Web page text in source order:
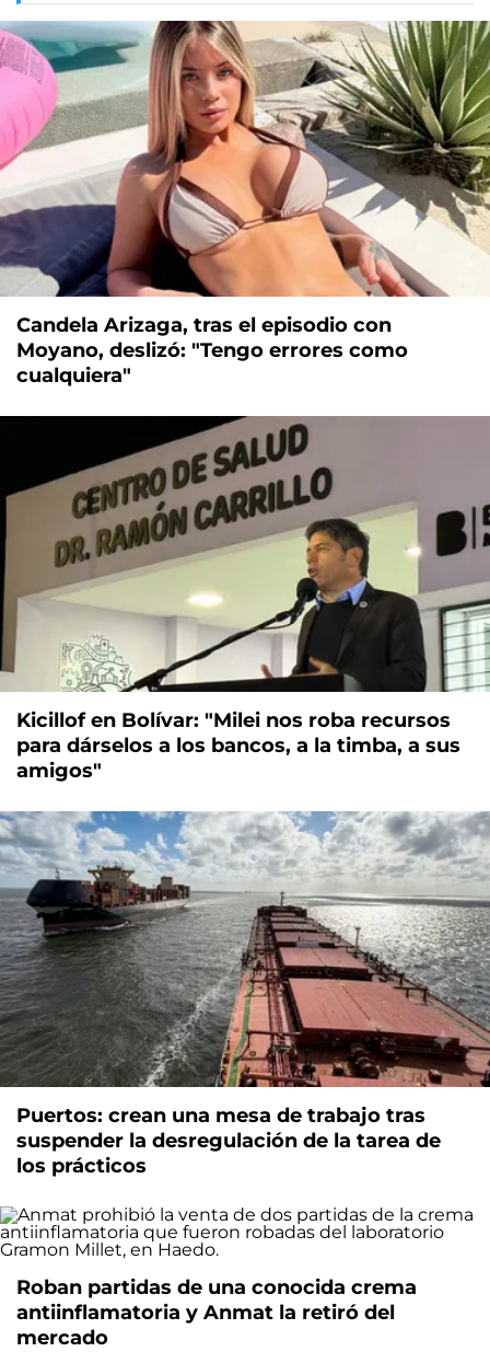
Candela Arizaga, tras el episodio con
Moyano, deslizó: "Tengo errores como
cualquiera"
Kicillof en Bolívar: "Milei nos roba recursos
para dárselos a los bancos, a la timba, a sus
amigos"
Puertos: crean una mesa de trabajo tras
suspender la desregulación de la tarea de
los prácticos
Roban partidas de una conocida crema
antiinflamatoria y Anmat la retiró del
mercado